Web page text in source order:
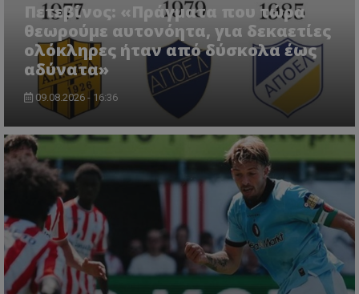
Πετεβίνος: «Πράγματα που τώρα
θεωρούμε αυτονόητα, για δεκαετίες
ολόκληρες ήταν από δύσκολα έως
αδύνατα»
09.08.2026 - 16:36